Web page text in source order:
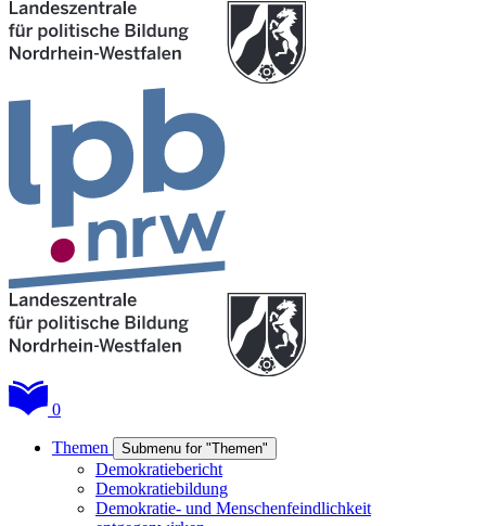
0
Themen Submenu for "Themen"
Demokratiebericht
Demokratiebildung
Demokratie- und Menschenfeindlichkeit